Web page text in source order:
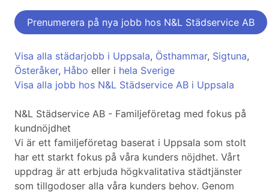
Prenumerera på nya jobb hos N&L Städservice AB
Visa alla städarjobb i Uppsala, Östhammar, Sigtuna,
Österåker, Håbo eller i hela Sverige
Visa alla jobb hos N&L Städservice AB i Uppsala
N&L Städservice AB - Familjeföretag med fokus på
kundnöjdhet
Vi är ett familjeföretag baserat i Uppsala som stolt
har ett starkt fokus på våra kunders nöjdhet. Vårt
uppdrag är att erbjuda högkvalitativa städtjänster
som tillgodoser alla våra kunders behov. Genom